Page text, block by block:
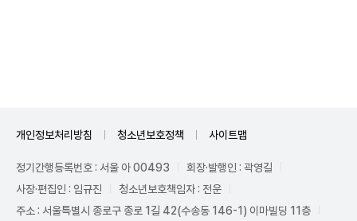
개인정보처리방침 청소년보호정책 사이트맵
정기간행등록번호 : 서울 아 00493
회장·발행인 : 곽영길
사장·편집인 : 임규진
청소년보호책임자 : 전운
주소 : 서울특별시 종로구 종로 1길 42(수송동 146-1) 이마빌딩 11층